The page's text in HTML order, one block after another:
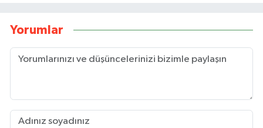
Yorumlar